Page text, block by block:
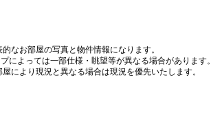
なお部屋の写真と物件情報になります。
によっては一部仕様・眺望等が異なる場合があります。
により現況と異なる場合は現況を優先いたします。